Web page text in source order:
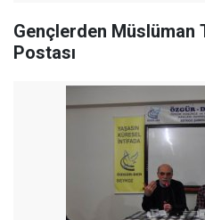
Gençlerden Müslüman
Postası